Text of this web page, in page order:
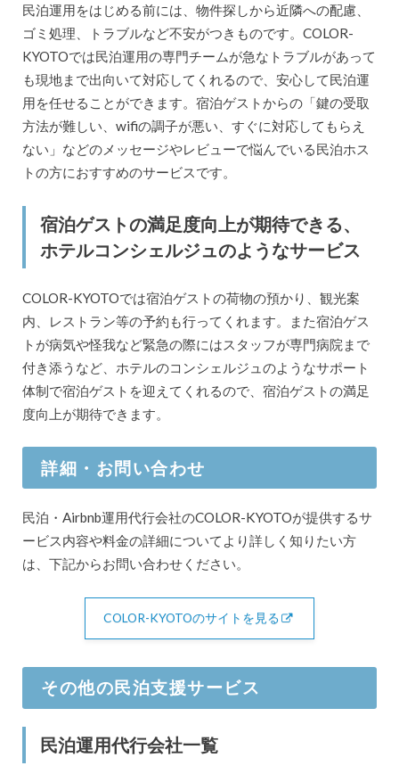
民泊運用をはじめる前には、物件探しから近隣への配慮、
ゴミ処理、トラブルなど不安がつきものです。COLOR-
KYOTOでは民泊運用の専門チームが急なトラブルがあって
も現地まで出向いて対応してくれるので、安心して民泊運
用を任せることができます。宿泊ゲストからの「鍵の受取
方法が難しい、wifiの調子が悪い、すぐに対応してもらえ
ない」などのメッセージやレビューで悩んでいる民泊ホス
トの方におすすめのサービスです。
宿泊ゲストの満足度向上が期待できる、
ホテルコンシェルジュのようなサービス
COLOR-KYOTOでは宿泊ゲストの荷物の預かり、観光案
内、レストラン等の予約も行ってくれます。また宿泊ゲス
トが病気や怪我など緊急の際にはスタッフが専門病院まで
付き添うなど、ホテルのコンシェルジュのようなサポート
体制で宿泊ゲストを迎えてくれるので、宿泊ゲストの満足
度向上が期待できます。
詳細・お問い合わせ
民泊・Airbnb運用代行会社のCOLOR-KYOTOが提供するサ
ービス内容や料金の詳細についてより詳しく知りたい方
は、下記からお問い合わせください。
COLOR-KYOTOのサイトを見る
その他の民泊支援サービス
民泊運用代行会社一覧